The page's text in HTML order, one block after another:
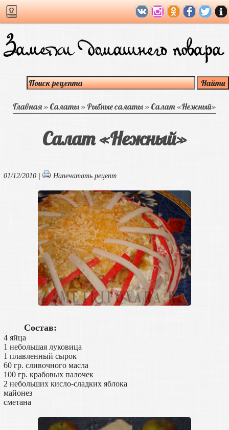
Главная» Салаты»Рыбные салаты» Салат «Нежный»
Салат «Нежный»
01/12/2010 | Напечатать рецепт
Состав:
4 яйца
1 небольшая луковица
1 плавленный сырок
60 гр. сливочного масла
100 гр. крабовых палочек
2 небольших кисло-сладких яблока
майонез
сметана